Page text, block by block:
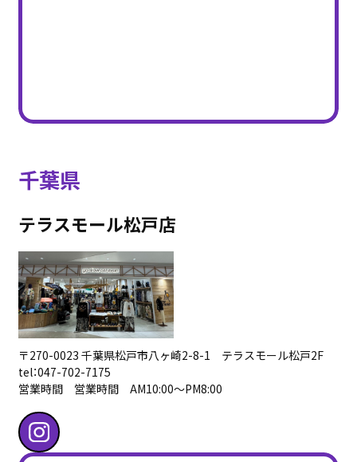
千葉県
テラスモール松戸店
〒270-0023 千葉県松戸市八ヶ崎2-8-1 テラスモール松戸2F
tel：047-702-7175
営業時間 営業時間 AM10:00〜PM8:00